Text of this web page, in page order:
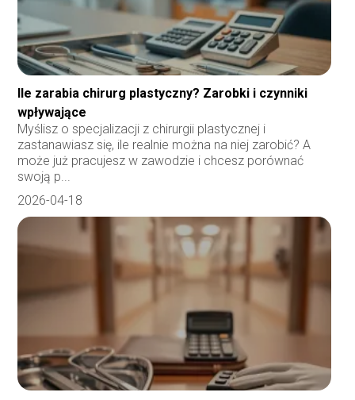
Ile zarabia chirurg plastyczny? Zarobki i czynniki
wpływające
Myślisz o specjalizacji z chirurgii plastycznej i
zastanawiasz się, ile realnie można na niej zarobić? A
może już pracujesz w zawodzie i chcesz porównać
swoją p...
2026-04-18